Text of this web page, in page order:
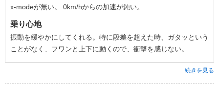
x-modeが無い。 0km/hからの加速が鈍い。
乗り心地
振動を緩やかにしてくれる。特に段差を超えた時、ガタッという
ことがなく、フワンと上下に動くので、衝撃を感じない。
続きを見る